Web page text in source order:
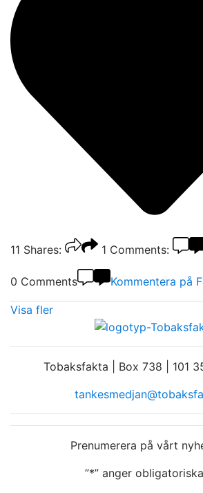
11 Shares: 1 Comments:
0 Comments Kommentera på
Visa fler
Tobaksfakta | Box 738 | 101
Prenumerera på vårt
”*” anger